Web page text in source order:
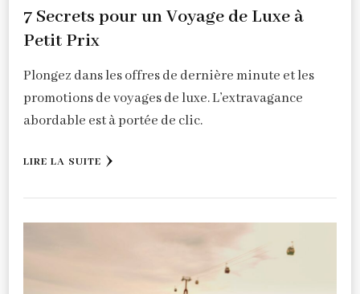
7 Secrets pour un Voyage de Luxe à
Petit Prix
Plongez dans les offres de dernière minute et les
promotions de voyages de luxe. L’extravagance
abordable est à portée de clic.
LIRE LA SUITE